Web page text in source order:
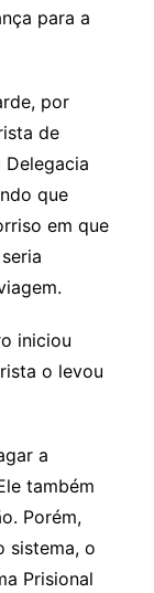
para a
por
de
que
em que
iniciou
o levou
a
também
Porém,
sistema, o
Prisional